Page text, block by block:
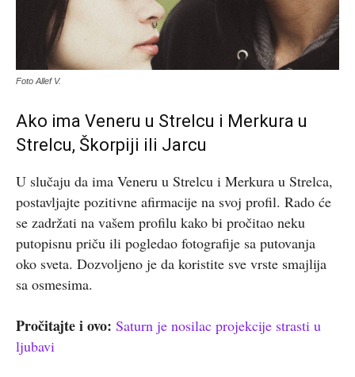
Foto Allef V.
Ako ima Veneru u Strelcu i Merkura u
Strelcu, Škorpiji ili Jarcu
U slučaju da ima Veneru u Strelcu i Merkura u Strelca,
postavljajte pozitivne afirmacije na svoj profil. Rado će
se zadržati na vašem profilu kako bi pročitao neku
putopisnu priču ili pogledao fotografije sa putovanja
oko sveta. Dozvoljeno je da koristite sve vrste smajlija
sa osmesima.
Pročitajte i ovo: Saturn je nosilac projekcije strasti u
ljubavi